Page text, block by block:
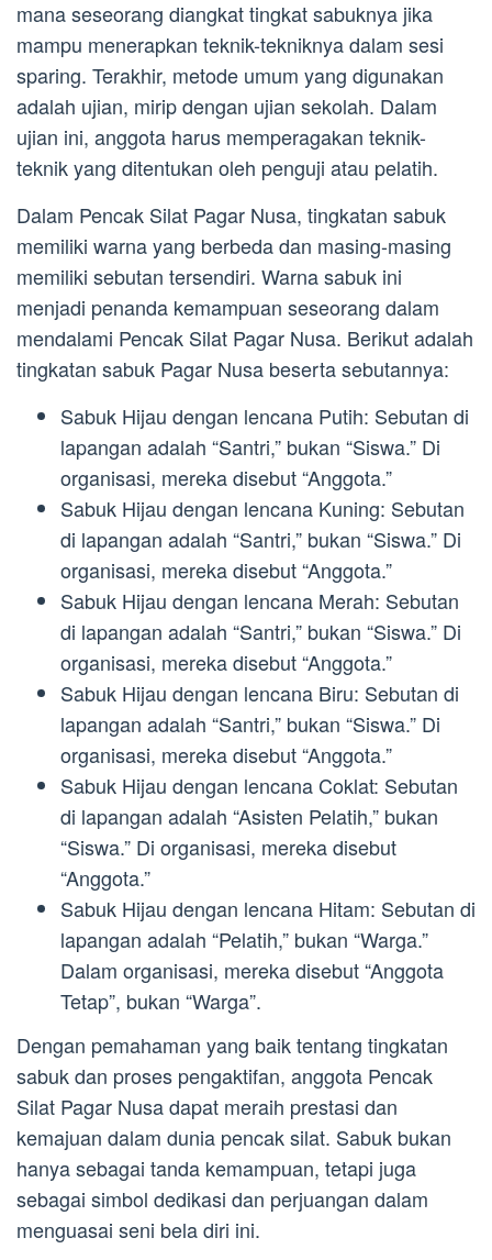
mana seseorang diangkat tingkat sabuknya jika
mampu menerapkan teknik-tekniknya dalam sesi
sparing. Terakhir, metode umum yang digunakan
adalah ujian, mirip dengan ujian sekolah. Dalam
ujian ini, anggota harus memperagakan teknik-
teknik yang ditentukan oleh penguji atau pelatih.
Dalam Pencak Silat Pagar Nusa, tingkatan sabuk
memiliki warna yang berbeda dan masing-masing
memiliki sebutan tersendiri. Warna sabuk ini
menjadi penanda kemampuan seseorang dalam
mendalami Pencak Silat Pagar Nusa. Berikut adalah
tingkatan sabuk Pagar Nusa beserta sebutannya:
Sabuk Hijau dengan lencana Putih: Sebutan di
lapangan adalah “Santri,” bukan “Siswa.” Di
organisasi, mereka disebut “Anggota.”
Sabuk Hijau dengan lencana Kuning: Sebutan
di lapangan adalah “Santri,” bukan “Siswa.” Di
organisasi, mereka disebut “Anggota.”
Sabuk Hijau dengan lencana Merah: Sebutan
di lapangan adalah “Santri,” bukan “Siswa.” Di
organisasi, mereka disebut “Anggota.”
Sabuk Hijau dengan lencana Biru: Sebutan di
lapangan adalah “Santri,” bukan “Siswa.” Di
organisasi, mereka disebut “Anggota.”
Sabuk Hijau dengan lencana Coklat: Sebutan
di lapangan adalah “Asisten Pelatih,” bukan
“Siswa.” Di organisasi, mereka disebut
“Anggota.”
Sabuk Hijau dengan lencana Hitam: Sebutan di
lapangan adalah “Pelatih,” bukan “Warga.”
Dalam organisasi, mereka disebut “Anggota
Tetap”, bukan “Warga”.
Dengan pemahaman yang baik tentang tingkatan
sabuk dan proses pengaktifan, anggota Pencak
Silat Pagar Nusa dapat meraih prestasi dan
kemajuan dalam dunia pencak silat. Sabuk bukan
hanya sebagai tanda kemampuan, tetapi juga
sebagai simbol dedikasi dan perjuangan dalam
menguasai seni bela diri ini.